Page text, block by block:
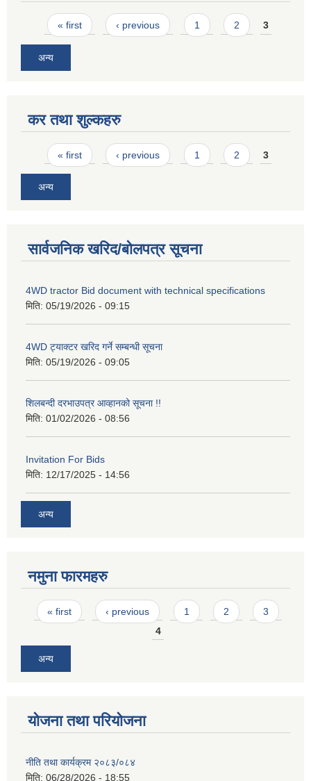
Pages
« first ‹ previous 1 2 3
अन्य
कर तथा शुल्कहरु
Pages
« first ‹ previous 1 2 3
अन्य
सार्वजनिक खरिद/बोलपत्र सूचना
4WD tractor Bid document with technical specifications
मिति: 05/19/2026 - 09:15
4WD ट्याक्टर खरिद गर्ने सम्बन्धी सूचना
मिति: 05/19/2026 - 09:05
शिलबन्दी दरभाउपत्र आव्हानको सूचना !!
मिति: 01/02/2026 - 08:56
Invitation For Bids
मिति: 12/17/2025 - 14:56
अन्य
नमुना फारमहरु
Pages
« first ‹ previous 1 2
3
4
अन्य
योजना तथा परियोजना
नीति तथा कार्यक्रम २०८३/०८४
मिति: 06/28/2026 - 18:55